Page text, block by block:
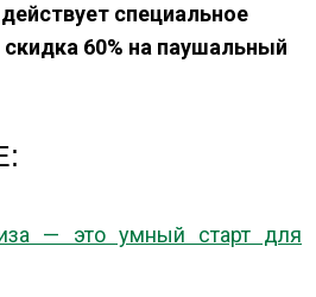
специальное
60% на паушальный
— это умный старт для